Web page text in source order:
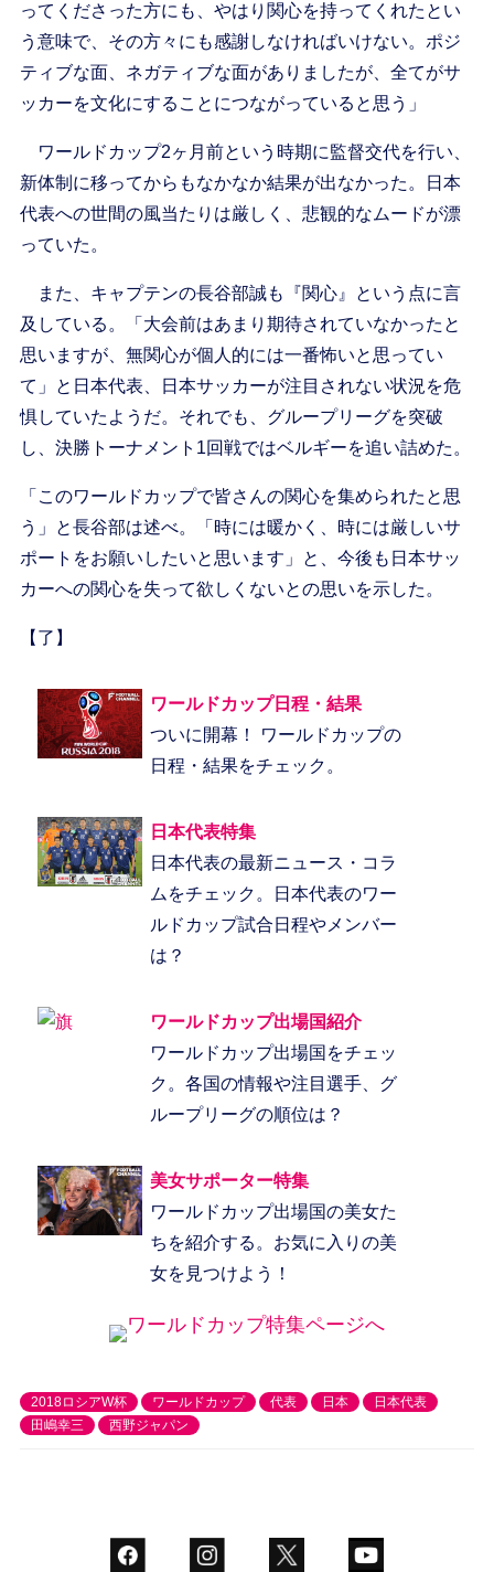
ってくださった方にも、やはり関心を持ってくれたとい
う意味で、その方々にも感謝しなければいけない。ポジ
ティブな面、ネガティブな面がありましたが、全てがサ
ッカーを文化にすることにつながっていると思う」
ワールドカップ2ヶ月前という時期に監督交代を行い、
新体制に移ってからもなかなか結果が出なかった。日本
代表への世間の風当たりは厳しく、悲観的なムードが漂
っていた。
また、キャプテンの長谷部誠も『関心』という点に言
及している。「大会前はあまり期待されていなかったと
思いますが、無関心が個人的には一番怖いと思ってい
て」と日本代表、日本サッカーが注目されない状況を危
惧していたようだ。それでも、グループリーグを突破
し、決勝トーナメント1回戦ではベルギーを追い詰めた。
「このワールドカップで皆さんの関心を集められたと思
う」と長谷部は述べ。「時には暖かく、時には厳しいサ
ポートをお願いしたいと思います」と、今後も日本サッ
カーへの関心を失って欲しくないとの思いを示した。
【了】
ワールドカップ日程・結果
ついに開幕！ ワールドカップの
日程・結果をチェック。
日本代表特集
日本代表の最新ニュース・コラ
ムをチェック。日本代表のワー
ルドカップ試合日程やメンバー
は？
ワールドカップ出場国紹介
ワールドカップ出場国をチェッ
ク。各国の情報や注目選手、グ
ループリーグの順位は？
美女サポーター特集
ワールドカップ出場国の美女た
ちを紹介する。お気に入りの美
女を見つけよう！
ワールドカップ特集ページへ
2018ロシアW杯 ワールドカップ 代表 日本
日本代表
田嶋幸三
西野ジャパン